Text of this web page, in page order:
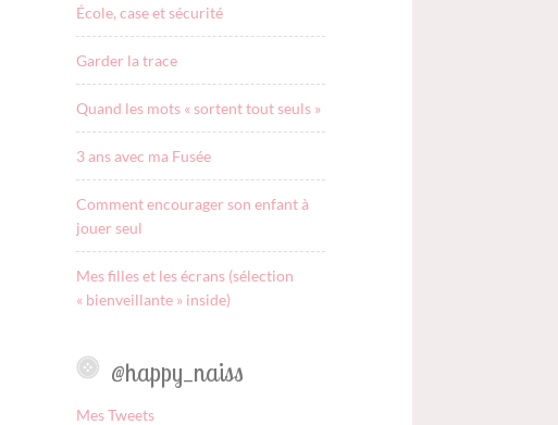
École, case et sécurité
Garder la trace
Quand les mots « sortent tout seuls »
3 ans avec ma Fusée
Comment encourager son enfant à
jouer seul
Mes filles et les écrans (sélection
« bienveillante » inside)
@happy_naiss
Mes Tweets